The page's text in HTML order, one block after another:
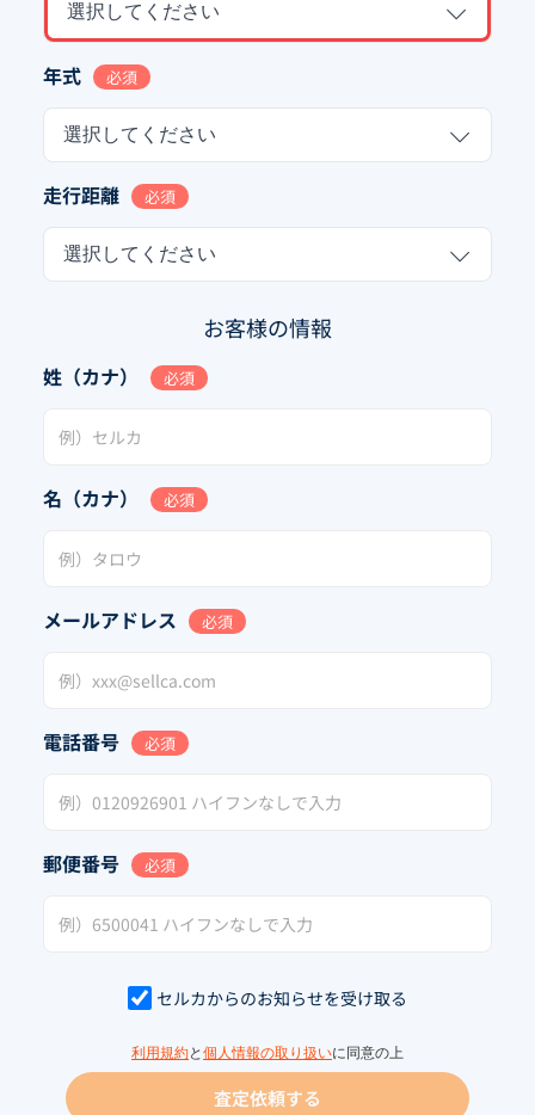
選択してください
年式 必須
選択してください
走行距離 必須
選択してください
お客様の情報
姓（カナ） 必須
名（カナ） 必須
メールアドレス 必須
電話番号 必須
郵便番号 必須
セルカからのお知らせを受け取る
利用規約と 個人情報の取り扱いに同意の上
査定依頼する